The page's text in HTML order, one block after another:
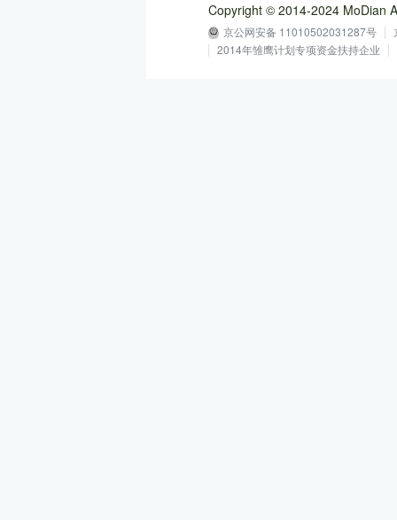
Copyright © 2014-2024 MoDian
京公网安备 11010502031287号
2014年雏鹰计划专项资金扶持企业